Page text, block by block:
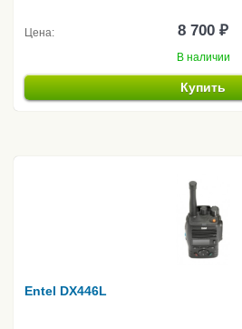
Цена: 8 700 ₽
В наличии
Купить
Entel DX446L